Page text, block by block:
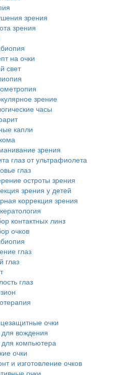
зрения
зрения
на очки
свет
зрение
часы
капли
зрения
глаз от ультрафиолета
глаз
остроты зрения
зрения у детей
коррекция зрения
контактных линз
очков
глаз
глаз
глаз
очки
для вождения
для компьютера
очки
и изготовление очков